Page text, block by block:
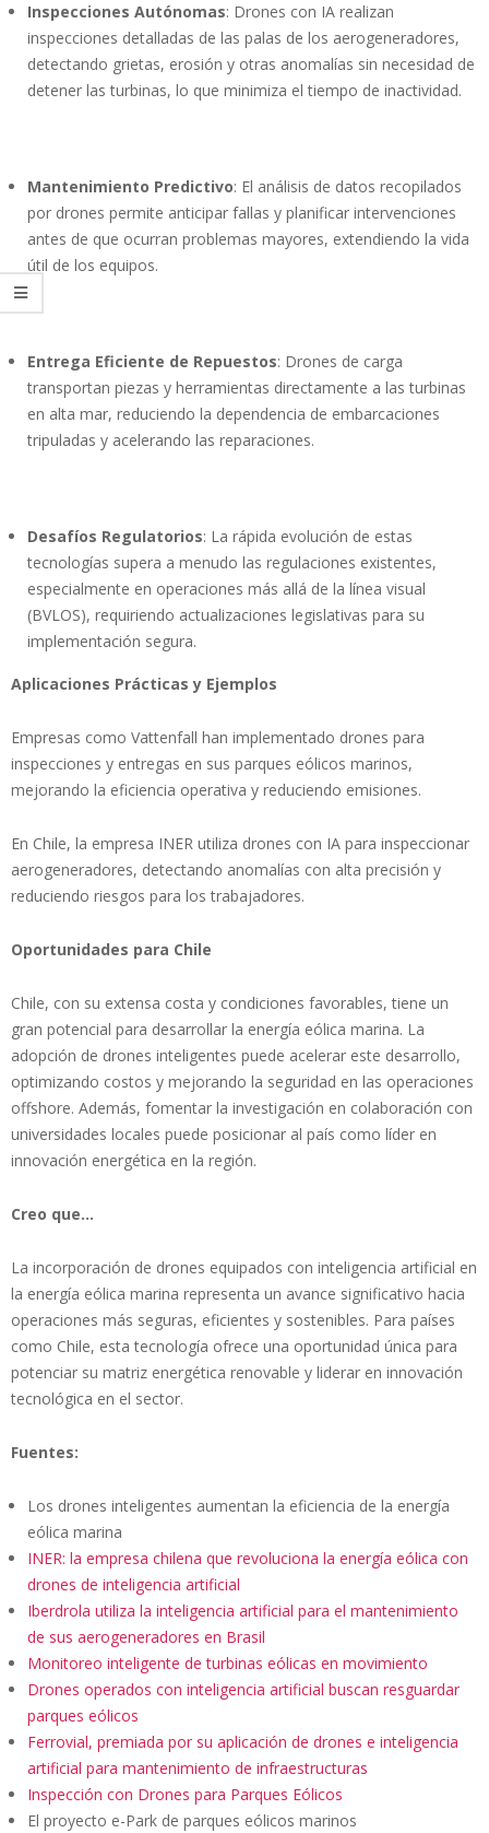
Inspecciones Autónomas: Drones con IA realizan
inspecciones detalladas de las palas de los aerogeneradores,
detectando grietas, erosión y otras anomalías sin necesidad de
detener las turbinas, lo que minimiza el tiempo de inactividad.
Mantenimiento Predictivo: El análisis de datos recopilados
por drones permite anticipar fallas y planificar intervenciones
antes de que ocurran problemas mayores, extendiendo la vida
útil de los equipos.
Entrega Eficiente de Repuestos: Drones de carga
transportan piezas y herramientas directamente a las turbinas
en alta mar, reduciendo la dependencia de embarcaciones
tripuladas y acelerando las reparaciones.
Desafíos Regulatorios: La rápida evolución de estas
tecnologías supera a menudo las regulaciones existentes,
especialmente en operaciones más allá de la línea visual
(BVLOS), requiriendo actualizaciones legislativas para su
implementación segura.
Aplicaciones Prácticas y Ejemplos
Empresas como Vattenfall han implementado drones para
inspecciones y entregas en sus parques eólicos marinos,
mejorando la eficiencia operativa y reduciendo emisiones.
En Chile, la empresa INER utiliza drones con IA para inspeccionar
aerogeneradores, detectando anomalías con alta precisión y
reduciendo riesgos para los trabajadores.
Oportunidades para Chile
Chile, con su extensa costa y condiciones favorables, tiene un
gran potencial para desarrollar la energía eólica marina. La
adopción de drones inteligentes puede acelerar este desarrollo,
optimizando costos y mejorando la seguridad en las operaciones
offshore. Además, fomentar la investigación en colaboración con
universidades locales puede posicionar al país como líder en
innovación energética en la región.
Creo que…
La incorporación de drones equipados con inteligencia artificial en
la energía eólica marina representa un avance significativo hacia
operaciones más seguras, eficientes y sostenibles. Para países
como Chile, esta tecnología ofrece una oportunidad única para
potenciar su matriz energética renovable y liderar en innovación
tecnológica en el sector.
Fuentes:
Los drones inteligentes aumentan la eficiencia de la energía
eólica marina
INER: la empresa chilena que revoluciona la energía eólica con
drones de inteligencia artificial
Iberdrola utiliza la inteligencia artificial para el mantenimiento
de sus aerogeneradores en Brasil
Monitoreo inteligente de turbinas eólicas en movimiento
Drones operados con inteligencia artificial buscan resguardar
parques eólicos
Ferrovial, premiada por su aplicación de drones e inteligencia
artificial para mantenimiento de infraestructuras
Inspección con Drones para Parques Eólicos
El proyecto e-Park de parques eólicos marinos